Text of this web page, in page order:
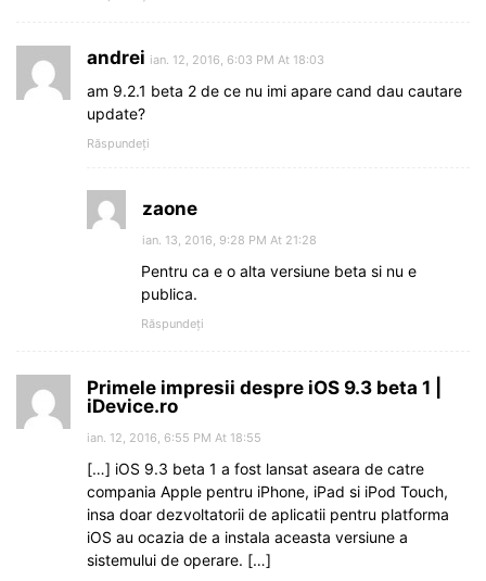
andrei ian. 12, 2016, 6:03 PM At 18:03
am 9.2.1 beta 2 de ce nu imi apare cand dau cautare
update?
Răspundeți
zaone
ian. 13, 2016, 9:28 PM At 21:28
Pentru ca e o alta versiune beta si nu e
publica.
Răspundeți
Primele impresii despre iOS 9.3 beta 1 |
iDevice.ro
ian. 12, 2016, 6:55 PM At 18:55
[…] iOS 9.3 beta 1 a fost lansat aseara de catre
compania Apple pentru iPhone, iPad si iPod Touch,
insa doar dezvoltatorii de aplicatii pentru platforma
iOS au ocazia de a instala aceasta versiune a
sistemului de operare. […]